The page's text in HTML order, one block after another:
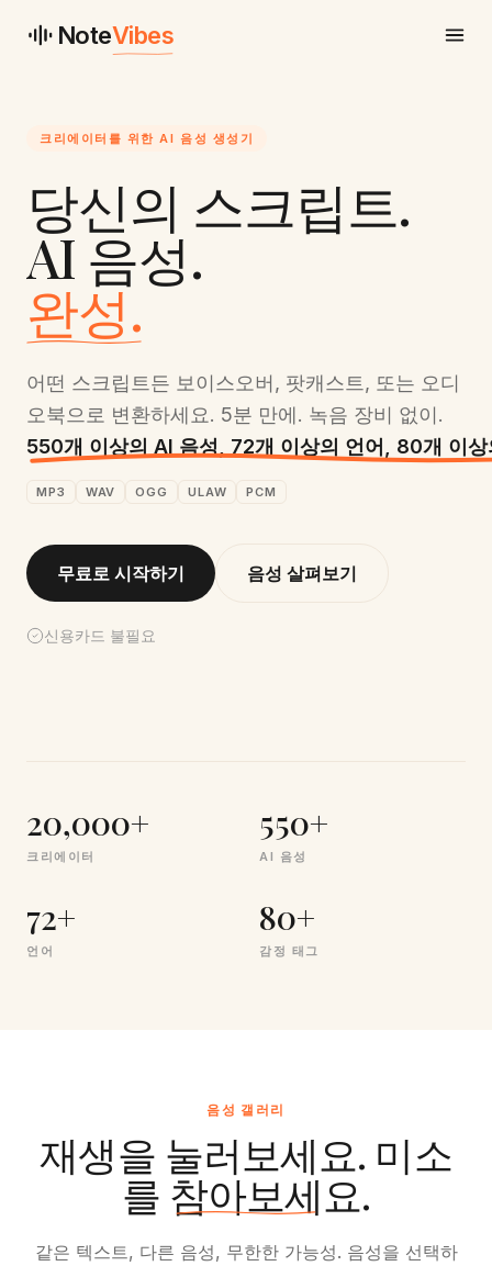
NoteVibes
크리에이터를 위한 AI 음성 생성기
당신의 스크립트.
AI 음성.
완성.
어떤 스크립트든 보이스오버, 팟캐스트, 또는 오디
오북으로 변환하세요. 5분 만에. 녹음 장비 없이.
550개 이상의 AI 음성, 72개 이상의 언어, 80개 이상
MP3 WAV OGG ULAW PCM
무료로 시작하기 음성 살펴보기
신용카드 불필요
20,000+
크리에이터
550+
AI 음성
72+
언어
80+
감정 태그
음성 갤러리
재생을 눌러보세요. 미소
를 참아보세요.
같은 텍스트, 다른 음성, 무한한 가능성. 음성을 선택하